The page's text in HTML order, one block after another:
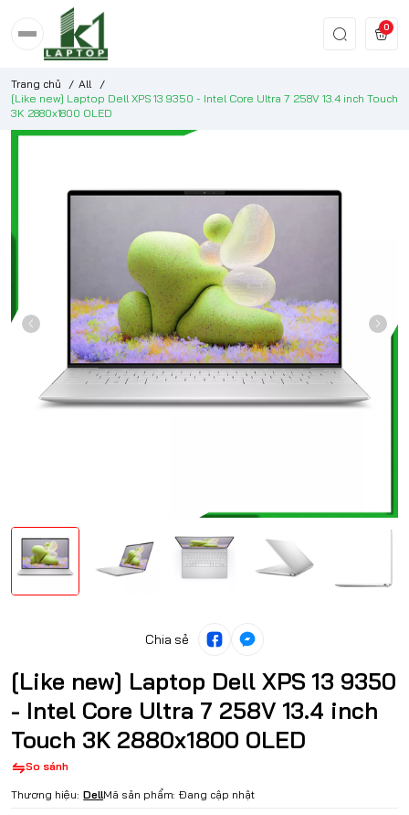
0
Trang chủ / All
/
[Like new] Laptop Dell XPS 13 9350 - Intel Core Ultra 7 258V 13.4 inch Touch
3K 2880x1800 OLED
Chia sẻ
[Like new] Laptop Dell XPS 13 9350
- Intel Core Ultra 7 258V 13.4 inch
Touch 3K 2880x1800 OLED
So sánh
Thương hiệu: DellMã sản phẩm: Đang cập nhật